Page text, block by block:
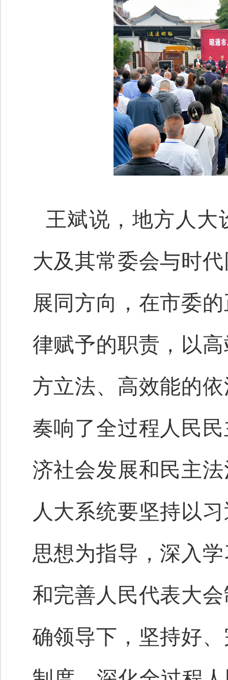
王斌说，地方人大
大及其常委会与时
展同方向，在市委
律赋予的职责，以
方立法、高效能的
奏响了全过程人民
济社会发展和民主
人大系统要坚持以
思想为指导，深入
和完善人民代表大
确领导下，坚持好